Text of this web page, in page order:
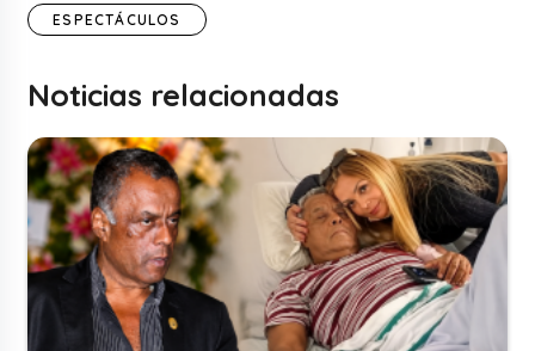
ESPECTÁCULOS
Noticias relacionadas